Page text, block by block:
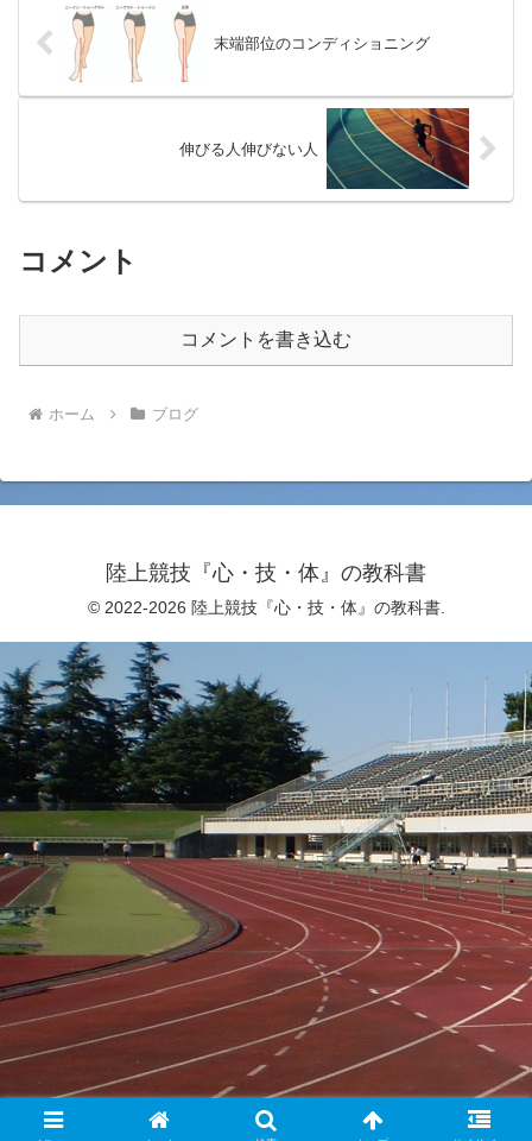
末端部位のコンディショニング
伸びる人伸びない人
コメント
コメントを書き込む
ホーム ブログ
陸上競技『心・技・体』の教科書
© 2022-2026 陸上競技『心・技・体』の教科書.